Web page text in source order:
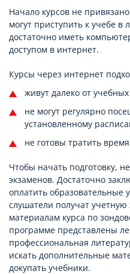
Начало курсов не
могут приступить к учебе
достаточно иметь
доступом в интернет.
Курсы через интернет
живут далеко от
не могут регулярно
установленному
не готовы тратить
Чтобы начать подготовку,
экзаменов. Достаточно
оплатить образовательные
слушатели получат учетную
материалам курса по
программе представлены
профессиональная
искать дополнительные
докупать учебники.